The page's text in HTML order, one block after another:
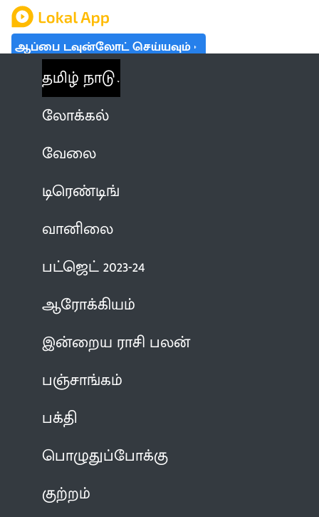
ஆப்பை டவுன்லோட் செய்யவும்
தமிழ் நாடு
லோக்கல்
வேலை
டிரெண்டிங்
வானிலை
பட்ஜெட் 2023-24
ஆரோக்கியம்
இன்றைய ராசி பலன்
பஞ்சாங்கம்
பக்தி
பொழுதுப்போக்கு
குற்றம்